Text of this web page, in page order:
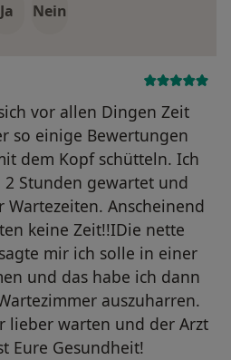
Ja Nein
vor allen Dingen Zeit
so einige Bewertungen
dem Kopf schütteln. Ich
2 Stunden gewartet und
Wartezeiten. Anscheinend
keine Zeit!!IDie nette
mir ich solle in einer
und das habe ich dann
auszuharren.
lieber warten und der Arzt
Eure Gesundheit!